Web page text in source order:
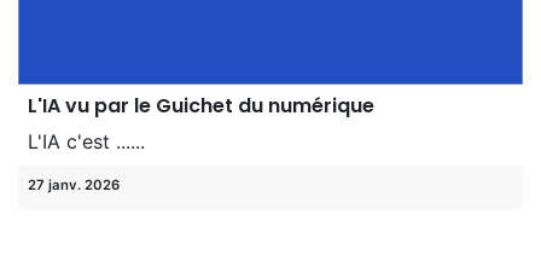
L'IA vu par le Guichet du numérique
L'IA c'est ......
27 janv. 2026